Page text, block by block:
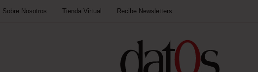
Sobre Nosotros Tienda Virtual Recibe Newsletters